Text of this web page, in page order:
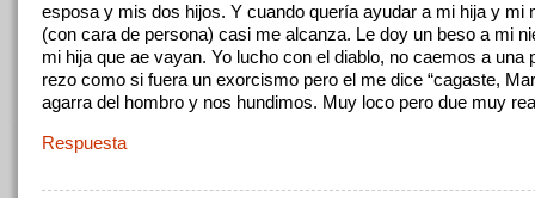
esposa y mis dos hijos. Y cuando quería ayudar a mi hija y mi
(con cara de persona) casi me alcanza. Le doy un beso a mi
mi hija que ae vayan. Yo lucho con el diablo, no caemos a una
rezo como si fuera un exorcismo pero el me dice “cagaste,
agarra del hombro y nos hundimos. Muy loco pero due muy
Respuesta